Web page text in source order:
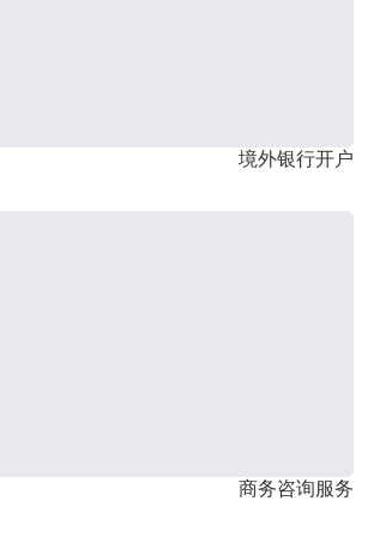
境外银行开户
商务咨询服务